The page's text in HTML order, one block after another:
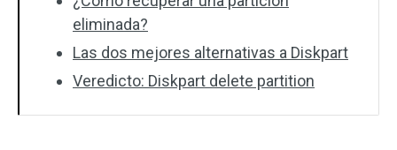
eliminada?
Las dos mejores alternativas a Diskpart
Veredicto: Diskpart delete partition